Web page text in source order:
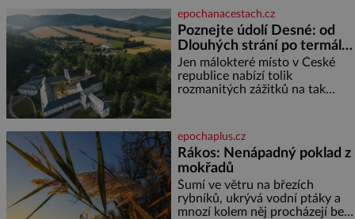
železný sloup, který už přibližně
1 600 let odolává počasí
epochanacestach.cz
Poznejte údolí Desné: od
Dlouhých strání po termální
prameny
Jen málokteré místo v České
republice nabízí tolik
rozmanitých zážitků na tak
jediného dne můžete
nahlédnout do útrob jedné z
nejvýznamnějších vodních
elektráren v Evropě, vydat se na
horské hřebeny, projet se na
koloběžce a den zakončit
poznáváním památek ve
epochaplus.cz
Rákos: Nenápadný poklad z
mokřadů
Šumí ve větru na březích
rybníků, ukrývá vodní ptáky a
mnozí kolem něj procházejí bez